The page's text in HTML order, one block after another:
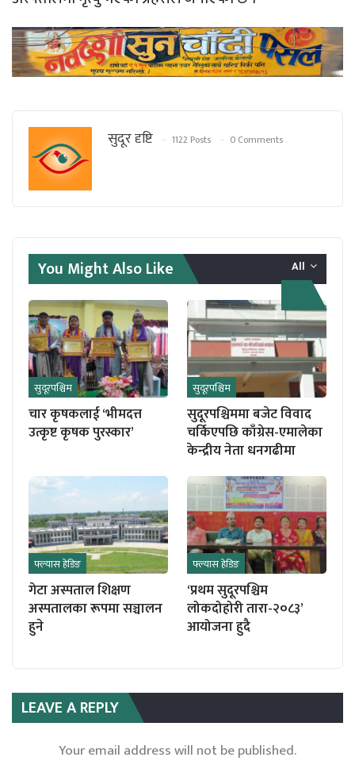
सुदूर दृष्टि 1122 Posts 0 Comments
All
You Might Also Like
सुदूरपश्चिम
चार कृषकलाई ‘भीमदत्त
उत्कृष्ट कृषक पुरस्कार’
सुदूरपश्चिम
सुदूरपश्चिममा बजेट विवाद
चर्किएपछि काँग्रेस-एमालेका
केन्द्रीय नेता धनगढीमा
फ्ल्यास हेडिङ
गेटा अस्पताल शिक्षण
अस्पतालका रूपमा सञ्चालन
हुने
फ्ल्यास हेडिङ
‘प्रथम सुदूरपश्चिम
लोकदोहोरी तारा-२०८३’
आयोजना हुदै
LEAVE A REPLY
Your email address will not be published.